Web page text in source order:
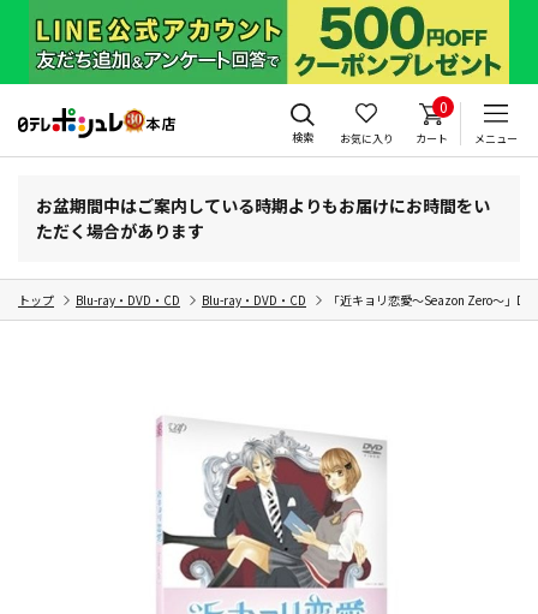
検索 お気に入り
0
カート メニュー
お盆期間中はご案内している時期よりもお届けにお時間をい
ただく場合があります
トップ Blu-ray・DVD・CD Blu-ray・DVD・CD 「近キョリ恋愛～Seazon Zero～」